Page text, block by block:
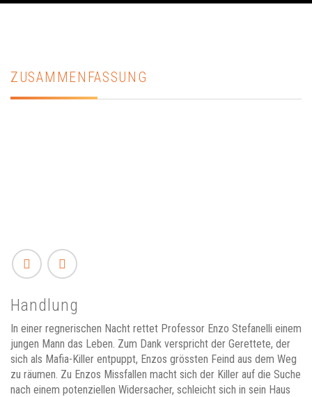
ZUSAMMENFASSUNG
Handlung
In einer regnerischen Nacht rettet Professor Enzo Stefanelli einem
jungen Mann das Leben. Zum Dank verspricht der Gerettete, der
sich als Mafia-Killer entpuppt, Enzos grössten Feind aus dem Weg
zu räumen. Zu Enzos Missfallen macht sich der Killer auf die Suche
nach einem potenziellen Widersacher, schleicht sich in sein Haus